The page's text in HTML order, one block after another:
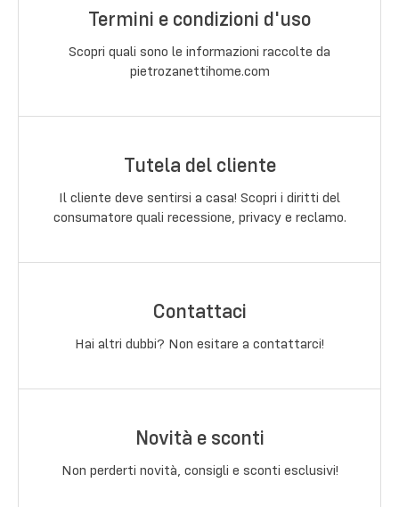
Termini e condizioni d'uso
Scopri quali sono le informazioni raccolte da
pietrozanettihome.com
Tutela del cliente
Il cliente deve sentirsi a casa! Scopri i diritti del
consumatore quali recessione, privacy e reclamo.
Contattaci
Hai altri dubbi? Non esitare a contattarci!
Novità e sconti
Non perderti novità, consigli e sconti esclusivi!